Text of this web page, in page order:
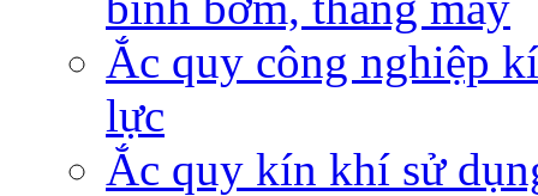
Ắc quy công nghiệp
lực
Ắc quy kín khí sử